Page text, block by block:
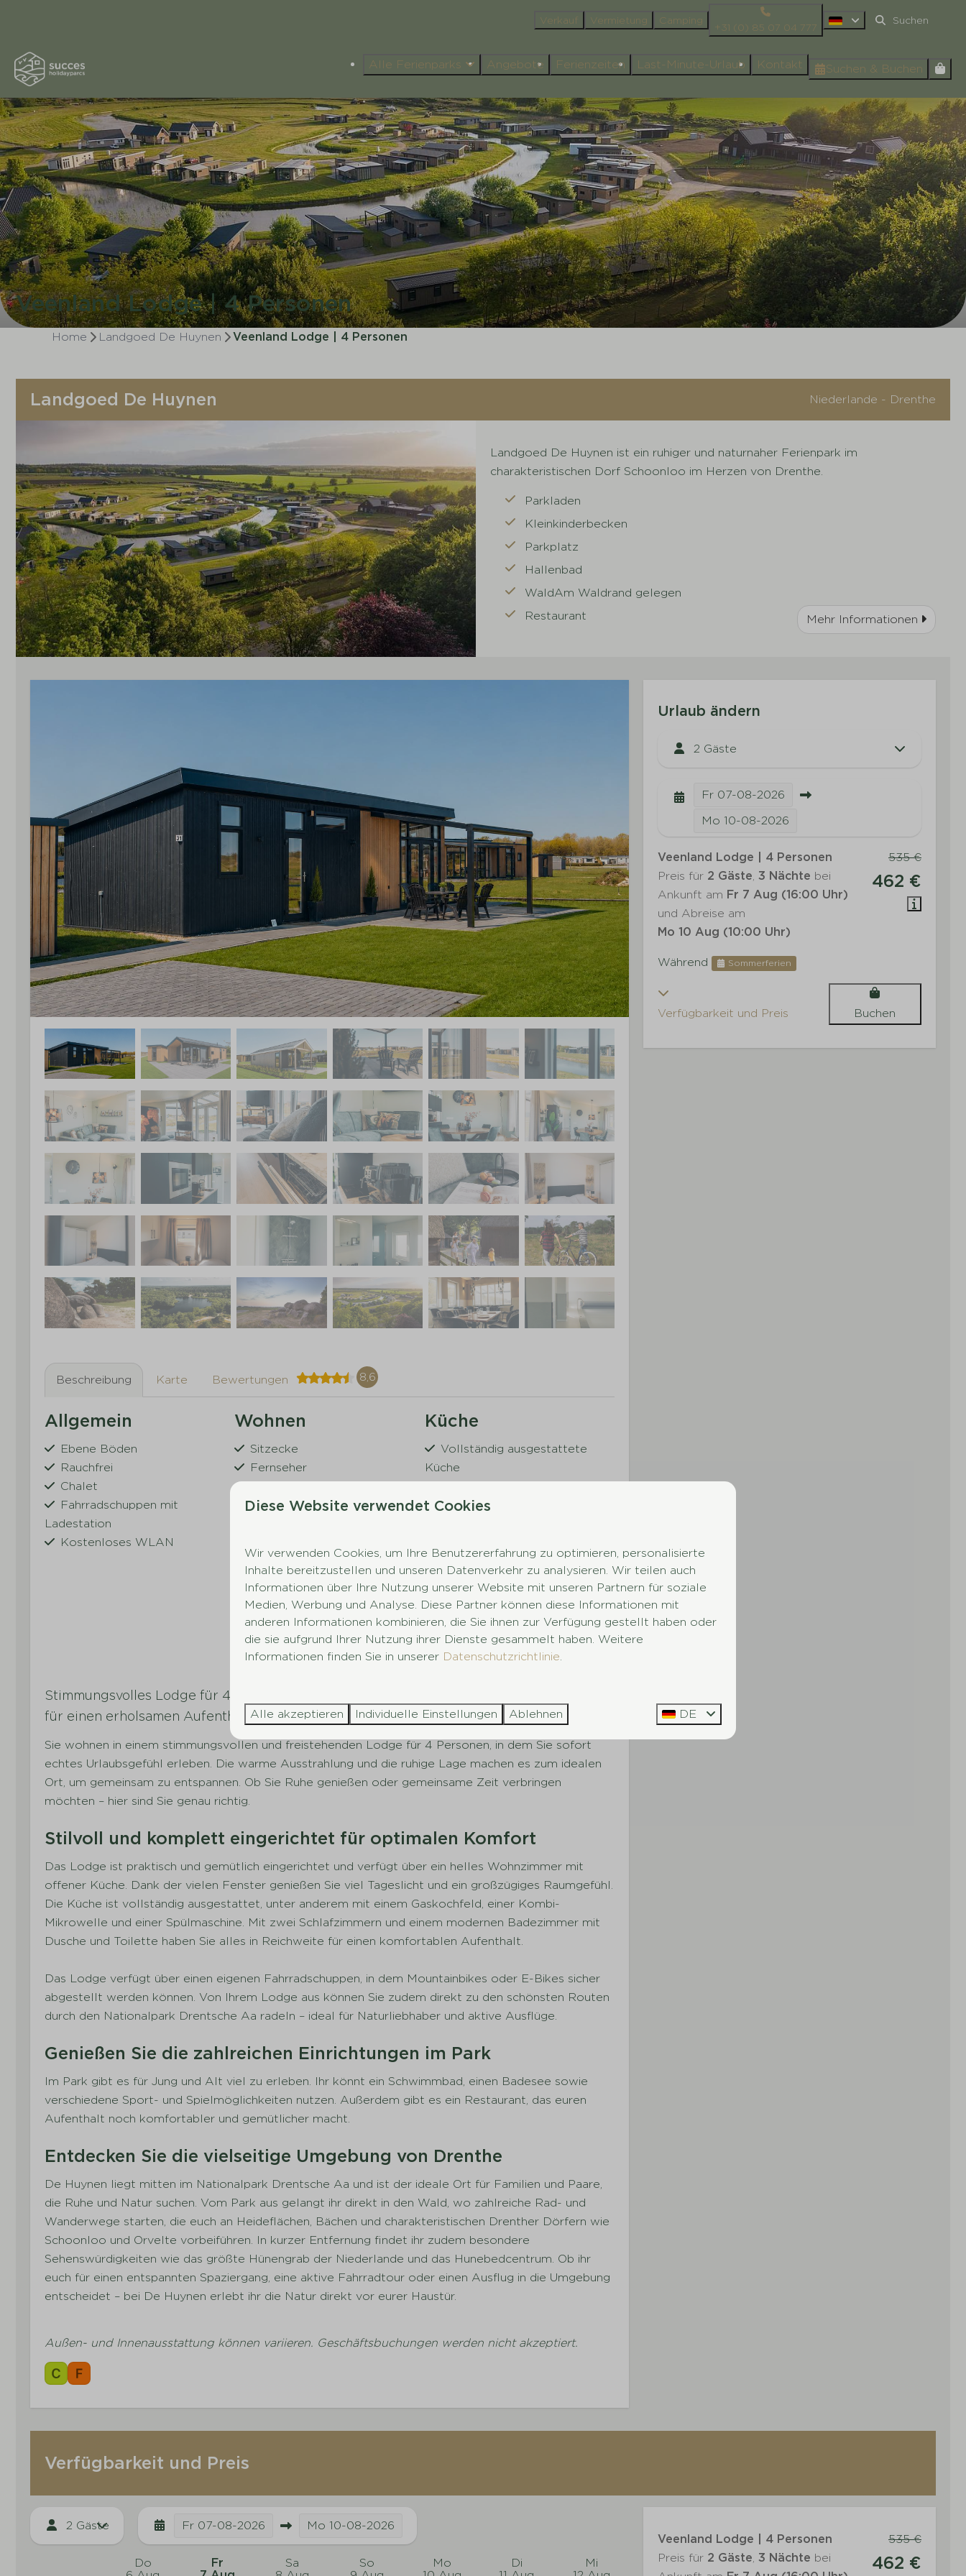
Verkauf Vermietung Camping
+31 (0) 85 07 04 777
Alle Ferienparks Angebote Ferienzeiten Last-Minute-Urlaub Kontakt Suchen & Buchen
Veenland Lodge | 4 Personen
Home Landgoed De Huynen Veenland Lodge | 4 Personen
Landgoed De Huynen Niederlande - Drenthe
Landgoed De Huynen ist ein ruhiger und naturnaher Ferienpark im
charakteristischen Dorf Schoonloo im Herzen von Drenthe.
Parkladen
Kleinkinderbecken
Parkplatz
Hallenbad
WaldAm Waldrand gelegen
Restaurant
Mehr Informationen
Beschreibung Karte Bewertungen 8,6
Allgemein
Ebene Böden
Rauchfrei
Chalet
Fahrradschuppen mit
Ladestation
Kostenloses WLAN
Wohnen
Sitzecke
Fernseher
Küche
Vollständig ausgestattete
Küche
Kochfeld
Küchengeräte
Trinkgläser
Esstisch
Kaffeemaschine
Wasserkocher
Kühlschrank und Tiefkühltruhe
Anzahl der Schlafzimmer: 2
Anzahl der Einzelbetten: 2
Anzahl der Doppelbetten: 1
gebuchter Person
Sanitäranlagen
Anzahl der Badezimmer: 1
Waschbecken
Außenbereich
Parkplatz beim Ferienhaus
Ladestation E-Bike
Gartenmöbel
Parkeinrichtungen
Parkladen
Kleinkinderbecken
Hallenbad
WaldAm Waldrand gelegen
Restaurant
Zeig mehr ↓
Stimmungsvolles Lodge für 4 Personen mit Terrasse und warmer Ausstrahlung, perfekt
für einen erholsamen Aufenthalt.
Sie wohnen in einem stimmungsvollen und freistehenden Lodge für 4 Personen, in dem Sie sofort
echtes Urlaubsgefühl erleben. Die warme Ausstrahlung und die ruhige Lage machen es zum idealen
Ort, um gemeinsam zu entspannen. Ob Sie Ruhe genießen oder gemeinsame Zeit verbringen
möchten – hier sind Sie genau richtig.
Stilvoll und komplett eingerichtet für optimalen Komfort
Das Lodge ist praktisch und gemütlich eingerichtet und verfügt über ein helles Wohnzimmer mit
offener Küche. Dank der vielen Fenster genießen Sie viel Tageslicht und ein großzügiges Raumgefühl.
Die Küche ist vollständig ausgestattet, unter anderem mit einem Gaskochfeld, einer Kombi-
Mikrowelle und einer Spülmaschine. Mit zwei Schlafzimmern und einem modernen Badezimmer mit
Dusche und Toilette haben Sie alles in Reichweite für einen komfortablen Aufenthalt.
Das Lodge verfügt über einen eigenen Fahrradschuppen, in dem Mountainbikes oder E-Bikes sicher
abgestellt werden können. Von Ihrem Lodge aus können Sie zudem direkt zu den schönsten Routen
durch den Nationalpark Drentsche Aa radeln – ideal für Naturliebhaber und aktive Ausflüge.
Genießen Sie die zahlreichen Einrichtungen im Park
Im Park gibt es für Jung und Alt viel zu erleben. Ihr könnt ein Schwimmbad, einen Badesee sowie
verschiedene Sport- und Spielmöglichkeiten nutzen. Außerdem gibt es ein Restaurant, das euren
Aufenthalt noch komfortabler und gemütlicher macht.
Entdecken Sie die vielseitige Umgebung von Drenthe
De Huynen liegt mitten im Nationalpark Drentsche Aa und ist der ideale Ort für Familien und Paare,
die Ruhe und Natur suchen. Vom Park aus gelangt ihr direkt in den Wald, wo zahlreiche Rad- und
Wanderwege starten, die euch an Heideflächen, Bächen und charakteristischen Drenther Dörfern wie
Schoonloo und Orvelte vorbeiführen. In kurzer Entfernung findet ihr zudem besondere
Sehenswürdigkeiten wie das größte Hünengrab der Niederlande und das Hunebedcentrum. Ob ihr
euch für einen entspannten Spaziergang, eine aktive Fahrradtour oder einen Ausflug in die Umgebung
entscheidet – bei De Huynen erlebt ihr die Natur direkt vor eurer Haustür.
Außen- und Innenausstattung können variieren. Geschäftsbuchungen werden nicht akzeptiert.
Urlaub ändern
2 Gäste
Fr 07-08-2026
Mo 10-08-2026
535 €
462 €
Veenland Lodge | 4 Personen
Preis für 2 Gäste, 3 Nächte bei
Ankunft am Fr 7 Aug (16:00 Uhr)
und Abreise am
Mo 10 Aug (10:00 Uhr)
Während Sommerferien
Verfügbarkeit und Preis Buchen
Verfügbarkeit und Preis
2 Gäste Fr 07-08-2026 Mo 10-08-2026
Do
Fr
Sa
So
Mo
Di
Mi
535 €
462 €
Veenland Lodge | 4 Personen
Preis für 2 Gäste 3 Nächte bei
Diese Website verwendet Cookies
Wir verwenden Cookies, um Ihre Benutzererfahrung zu optimieren, personalisierte
Inhalte bereitzustellen und unseren Datenverkehr zu analysieren. Wir teilen auch
Informationen über Ihre Nutzung unserer Website mit unseren Partnern für soziale
Medien, Werbung und Analyse. Diese Partner können diese Informationen mit
anderen Informationen kombinieren, die Sie ihnen zur Verfügung gestellt haben oder
die sie aufgrund Ihrer Nutzung ihrer Dienste gesammelt haben. Weitere
Informationen finden Sie in unserer Datenschutzrichtlinie
Alle akzeptieren Individuelle Einstellungen Ablehnen DE